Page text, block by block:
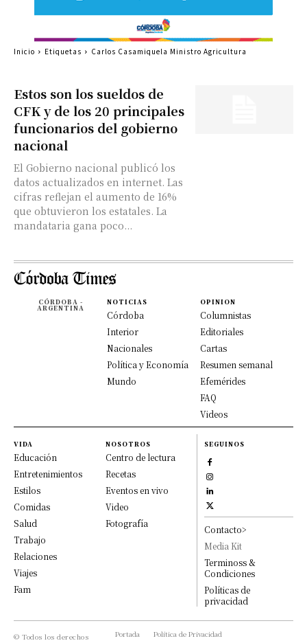
Estos son los sueldos de
CFK y de los 20 principales
funcionarios del gobierno
nacional
El Gobierno nacional publicó los
datos actualizados en internet. Las
cifras reflejan el aumento de 16%
que obtuvieron los estatales. La
mandataria gana poco...
Inicio Etiquetas Carlos Casamiquela Ministro Agricultura
CÓRDOBA -
ARGENTINA
NOTICIAS
Córdoba
Interior
Nacionales
Política y Economía
Mundo
OPINION
Columnistas
Editoriales
Cartas
Resumen semanal
Efemérides
FAQ
Videos
VIDA
Educación
Entretenimientos
Estilos
Comidas
Salud
Trabajo
Relaciones
Viajes
Fam
NOSOTROS
Centro de lectura
Recetas
Eventos en vivo
Video
Fotografía
SEGUINOS
Contacto>
Media Kit
Terminoss &
Condiciones
Políticas de
privacidad
© Todos los derechos
Portada
Política de Privacidad